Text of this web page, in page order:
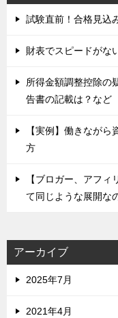
試験直前！合格見込
財表でスピードがな
所得金額調整控除の
告書の記載は？など
【実例】働きなが
方
【ブロガー、アフ
て同じような展開な
アーカイブ
2025年7月
2021年4月